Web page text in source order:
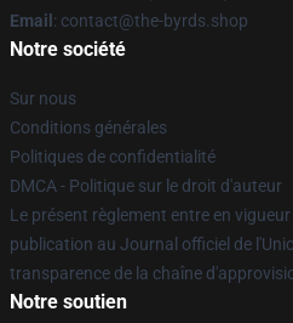
Email : contact@the-byrds.shop
Notre société
Sur nous
Conditions générales
Politiques de confidentialité
DMCA - Politique sur le droit d'auteur
Le présent règlement entre en
publication au Journal officiel de
transparence de la chaîne
Notre soutien